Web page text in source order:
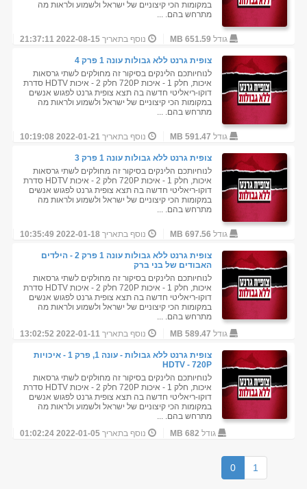
במקומות הכי קיצוניים של ישראל ולשמוע ולראות מה
מתרחש בהם. ...
גודל 651.59 MB נוסף בתאריך2022-08-15 21:37:11
צופית גרנט ללא גבולות עונה 1 פרק 4
לנוחיותכם הלינקים בסיקור זה מחולקים לשתי גרסאות
איכות, חלק 1 - איכות 720P חלק 2 - איכות HDTV סדרת
דוקו-ריאליטי חדשה בה תצא צופית גרנט לפגוש אנשים
במקומות הכי קיצוניים של ישראל ולשמוע ולראות מה
מתרחש בהם. ...
גודל 591.47 MB נוסף בתאריך2022-01-21 10:19:08
צופית גרנט ללא גבולות עונה 1 פרק 3
לנוחיותכם הלינקים בסיקור זה מחולקים לשתי גרסאות
איכות, חלק 1 - איכות 720P חלק 2 - איכות HDTV סדרת
דוקו-ריאליטי חדשה בה תצא צופית גרנט לפגוש אנשים
במקומות הכי קיצוניים של ישראל ולשמוע ולראות מה
מתרחש בהם. ...
גודל 697.56 MB נוסף בתאריך2022-01-18 10:35:49
צופית גרנט ללא גבולות עונה 1 פרק 2 - הילדים
האבודים של בני ברק
לנוחיותכם הלינקים בסיקור זה מחולקים לשתי גרסאות
איכות, חלק 1 - איכות 720P חלק 2 - איכות HDTV סדרת
דוקו-ריאליטי חדשה בה תצא צופית גרנט לפגוש אנשים
במקומות הכי קיצוניים של ישראל ולשמוע ולראות מה
מתרחש בהם. ...
גודל 589.47 MB נוסף בתאריך2022-01-11 13:02:52
צופית גרנט ללא גבולות - עונה 1, פרק 1 - איכויות
HDTV - 720P
לנוחיותכם הלינקים בסיקור זה מחולקים לשתי גרסאות
איכות, חלק 1 - איכות 720P חלק 2 - איכות HDTV סדרת
דוקו-ריאליטי חדשה בה תצא צופית גרנט לפגוש אנשים
במקומות הכי קיצוניים של ישראל ולשמוע ולראות מה
מתרחש בהם. ...
גודל 682 MB נוסף בתאריך2022-01-05 01:02:24
0 1